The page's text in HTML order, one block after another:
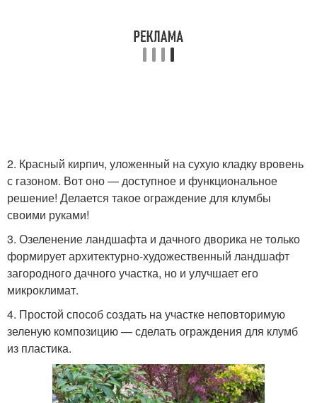
2. Красный кирпич, уложенный на сухую кладку вровень
с газоном. Вот оно — доступное и функциональное
решение! Делается такое ограждение для клумбы
своими руками!
3. Озеленение ландшафта и дачного дворика не только
формирует архитектурно-художественный ландшафт
загородного дачного участка, но и улучшает его
микроклимат.
4. Простой способ создать на участке неповторимую
зеленую композицию — сделать ограждения для клумб
из пластика.